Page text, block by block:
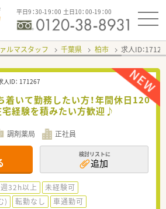
平日9：30-19：00 土日10：00-19：00
ルマスタッフ 千葉県 柏市 求人ID：
ID： 171267
着いて勤務したい方！年間休日120
経験を積みたい方歓迎♪
調剤薬局 正社員
検討リストに
追加
週32h以上
未経験可
)
転勤なし
車通勤可